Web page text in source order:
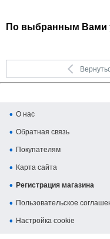
По выбранным Вами
О нас
Обратная связь
Покупателям
Карта сайта
Регистрация магазина
Пользовательское
Настройка cookie